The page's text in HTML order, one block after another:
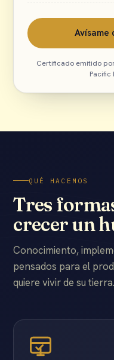
Avísame
Certificado emitido
Pacific
QUÉ HACEMOS
Tres
crecer un
Conocimiento,
pensados para el
quiere vivir de su tierra.